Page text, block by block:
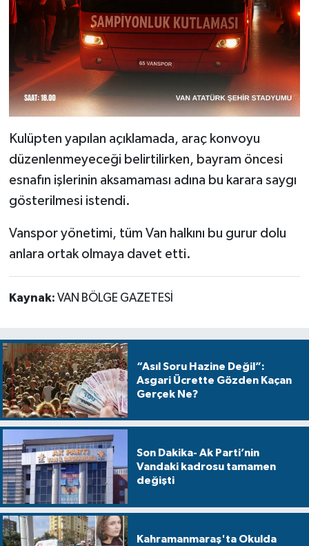
Kulüpten yapılan açıklamada, araç konvoyu
düzenlenmeyeceği belirtilirken, bayram öncesi
esnafın işlerinin aksamaması adına bu karara saygı
gösterilmesi istendi.
Vanspor yönetimi, tüm Van halkını bu gurur dolu
anlara ortak olmaya davet etti.
Kaynak: VAN BÖLGE GAZETESİ
“Asıl Soru Hazine Değil”:
Asgari Ücrette Gözden Kaçan
Gerçek Ne?
Son Dakika- Ak Parti’nin
Vandaki kadrosu tamamen
değişti
Kahramanmaraş'ta Okulda